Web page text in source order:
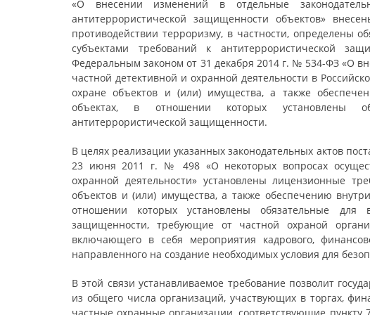
«О внесении изменений в отдельные
антитеррористической защищенности объектов»
противодействии терроризму, в частности, определены
субъектами требований к антитеррористической
Федеральным законом от 31 декабря 2014 г. № 534-ФЗ «О
частной детективной и охранной деятельности в
охране объектов и (или) имущества, а также
объектах, в отношении которых установлены
антитеррористической защищенности.
В целях реализации указанных законодательных актов
23 июня 2011 г. № 498 «О некоторых вопросах
охранной деятельности» установлены лицензионные
объектов и (или) имущества, а также обеспечению
отношении которых установлены обязательные для
защищенности, требующие от частной охраной
включающего в себя мероприятия кадрового,
направленного на создание необходимых условия для
В этой связи устанавливаемое требование позволит
из общего числа организаций, участвующих в торгах,